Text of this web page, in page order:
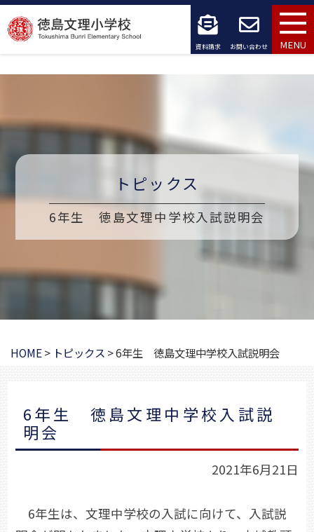
コ
ン
ツ
キ
資料請求 お問い合わせ MENU
トピックス
6年生 徳島文理中学校入試説明会
HOME> トピックス >6年生 徳島文理中学校入試説明会
6年生 徳島文理中学校入試説
明会
2021年6月21日
6年生は、文理中学校の入試に向けて、入試説